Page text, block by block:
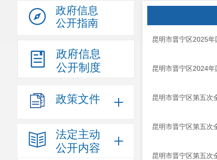
政府信息
公开指南
政府信息
公开制度
政策文件
法定主动
公开内容
昆明市晋宁区2025
昆明市晋宁区2024
昆明市晋宁区第五次
昆明市晋宁区第五次
昆明市晋宁区第五次